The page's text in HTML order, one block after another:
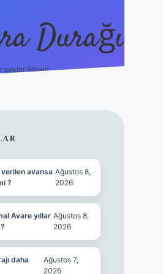
Durağı
şeyler öğren!
avansa
?
Ağustos 8,
2026
Avare yıllar Ağustos 8,
2026
daha
Ağustos 7,
2026